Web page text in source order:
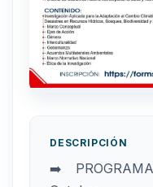
DESCRIPCIÓN
➡️